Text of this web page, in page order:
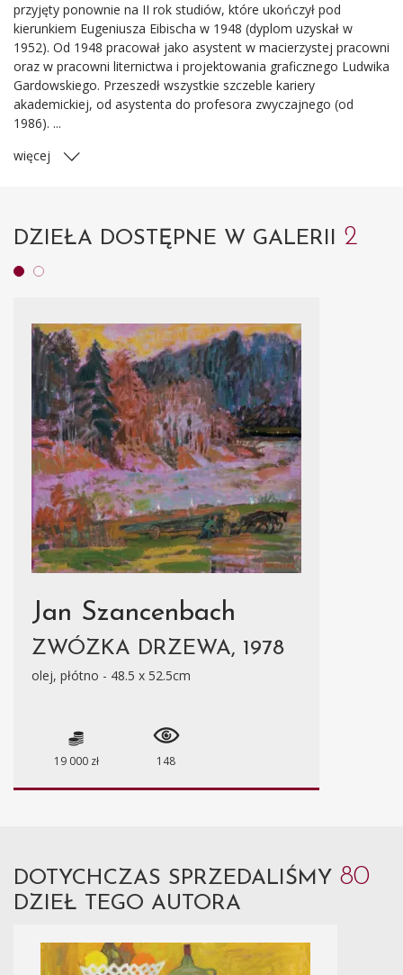
przyjęty ponownie na II rok studiów, które ukończył pod
kierunkiem Eugeniusza Eibischa w 1948 (dyplom uzyskał w
1952). Od 1948 pracował jako asystent w macierzystej pracowni
oraz w pracowni liternictwa i projektowania graficznego Ludwika
Gardowskiego. Przeszedł wszystkie szczeble kariery
akademickiej, od asystenta do profesora zwyczajnego (od
1986). ...
więcej
DZIEŁA DOSTĘPNE W GALERII 2
Jan Szancenbach
ZWÓZKA DRZEWA, 1978
olej, płótno - 48.5 x 52.5cm
19 000 zł 148
DOTYCHCZAS SPRZEDALIŚMY 80
DZIEŁ TEGO AUTORA